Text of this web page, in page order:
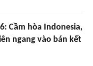
Cầm hòa Indonesia,
ngang vào bán kết